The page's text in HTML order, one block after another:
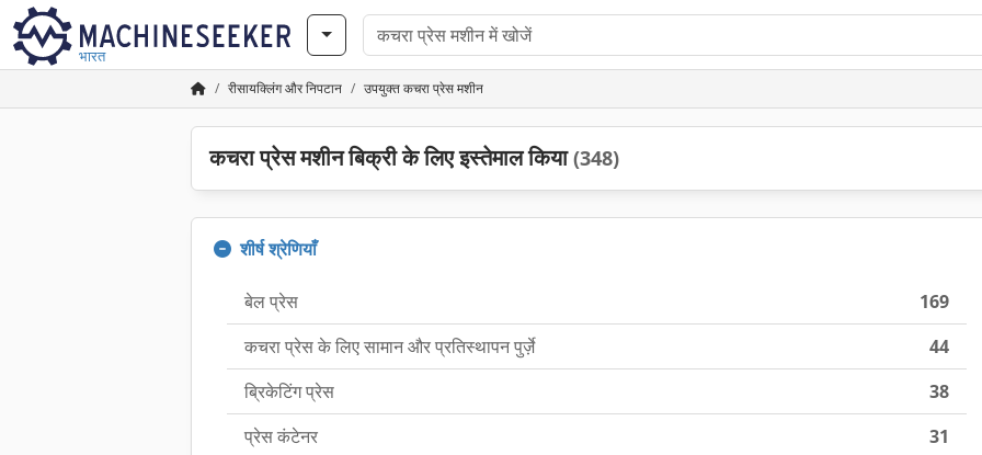
भारत
रीसायक्लिंग और निपटान उपयुक्त कचरा प्रेस मशीन
कचरा प्रेस मशीन बिक्री के लिए इस्तेमाल किया(348)
शीर्ष श्रेणियाँ
बेल प्रेस
169
कचरा प्रेस के लिए सामान और प्रतिस्थापन पुर्ज़े
44
ब्रिकेटिंग प्रेस
38
प्रेस कंटेनर
31